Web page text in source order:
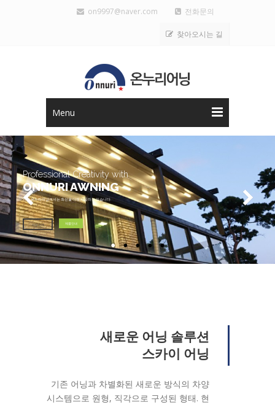
on9997@naver.com 전화문의
찾아오시는 길
Menu
Professional Creativity with
ONNURI AWNING
저희 온누리어닝에서는 최선을 다해 시공하고 있습니다.
사업소개 제품안내
새로운 어닝 솔루션
스카이 어닝
기존 어닝과 차별화된 새로운 방식의 차양
시스템으로 원형, 직각으로 구성된 형태. 현